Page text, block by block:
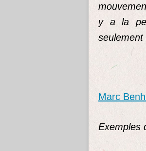
y a la
seulement
Marc
Exemples